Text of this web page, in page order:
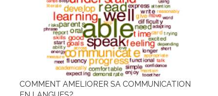
COMMENT AMELIORER SA COMMUNICATION